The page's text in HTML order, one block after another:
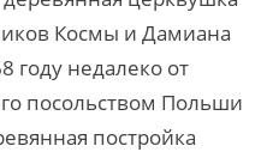
Космы и Дамиана
году недалеко от
посольством Польши
постройка